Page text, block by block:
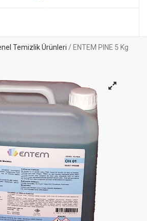
Temizlik Ürünleri / ENTEM PINE 5 Kg